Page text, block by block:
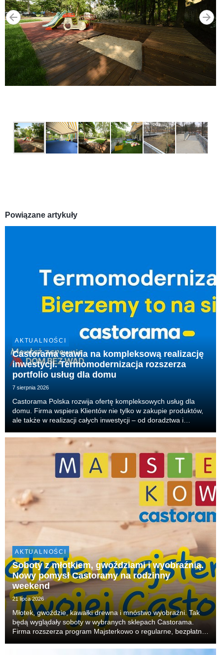
Powiązane artykuły
AKTUALNOŚCI
Castorama stawia na kompleksową realizację
inwestycji. Termomodernizacja rozszerza
portfolio usług dla domu
7 sierpnia 2026
Castorama Polska rozwija ofertę kompleksowych usług dla
domu. Firma wspiera Klientów nie tylko w zakupie produktów,
ale także w realizacji całych inwestycji – od doradztwa i
wykonawców i realizację prac. Właśnie tak dzia...
AKTUALNOŚCI
Soboty z młotkiem, gwoździami i wyobraźnią.
Nowy pomysł Castoramy na rodzinny
weekend
21 lipca 2026
Młotek, gwoździe, kawałki drewna i mnóstwo wyobraźni. Tak
będą wyglądały soboty w wybranych sklepach Castorama.
Firma rozszerza program Majsterkowo o regularne, bezpłatne
budować, skręcać i tworzyć własne projekty, r...